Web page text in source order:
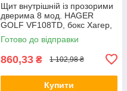
Щит внутрішній із прозорими
дверима 8 мод. HAGER
GOLF VF108TD, бокс Хагер,
шафа розподільна для
автоматів
Готово до відправки
860,33 ₴ 1 102,98 ₴
Купити